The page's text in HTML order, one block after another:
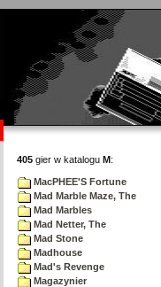
405 gier w katalogu M:
MacPHEE'S Fortune
Mad Marble Maze, The
Mad Marbles
Mad Netter, The
Mad Stone
Madhouse
Mad's Revenge
Magazynier